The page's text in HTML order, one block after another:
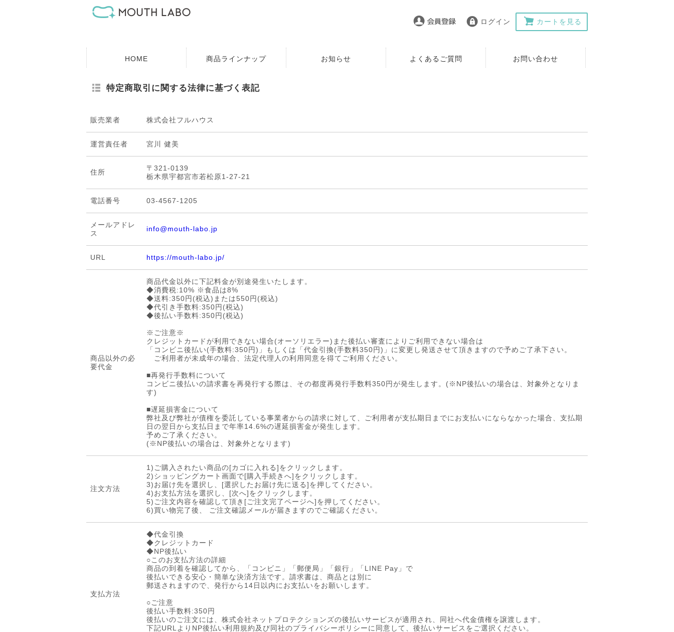
ログイン カートを見る
HOME 商品ラインナップ お知らせ よくあるご質問 お問い合わせ
特定商取引に関する法律に基づく表記
販売業者 株式会社フルハウス
運営責任者 宮川 健美
住所
〒321-0139
栃木県宇都宮市若松原1-27-21
電話番号 03-4567-1205
メールアドレ
ス
info@mouth-labo.jp
URL https://mouth-labo.jp/
商品以外の必
要代金
商品代金以外に下記料金が別途発生いたします。
◆消費税:10% ※食品は8%
◆送料:350円(税込)または550円(税込)
◆代引き手数料:350円(税込)
◆後払い手数料:350円(税込)
※ご注意※
クレジットカードが利用できない場合(オーソリエラー)また後払い審査によりご利用できない場合は
「コンビニ後払い(手数料:350円)」もしくは「代金引換(手数料350円)」に変更し発送させて頂きますので予めご了承下さい。
ご利用者が未成年の場合、法定代理人の利用同意を得てご利用ください。
■再発行手数料について
コンビニ後払いの請求書を再発行する際は、その都度再発行手数料350円が発生します。(※NP後払いの場合は、対象外となりま
す)
■遅延損害金について
弊社及び弊社が債権を委託している事業者からの請求に対して、ご利用者が支払期日までにお支払いにならなかった場合、支払期
日の翌日から支払日まで年率14.6%の遅延損害金が発生します。
予めご了承ください。
(※NP後払いの場合は、対象外となります)
注文方法
1)ご購入されたい商品の[カゴに入れる]をクリックします。
2)ショッピングカート画面で[購入手続きへ]をクリックします。
3)お届け先を選択し、[選択したお届け先に送る]を押してください。
4)お支払方法を選択し、[次へ]をクリックします。
5)ご注文内容を確認して頂き[ご注文完了ページへ]を押してください。
6)買い物完了後、 ご注文確認メールが届きますのでご確認ください。
支払方法
◆代金引換
◆クレジットカード
◆NP後払い
○このお支払方法の詳細
商品の到着を確認してから、「コンビニ」「郵便局」「銀行」「LINE Pay」で
後払いできる安心・簡単な決済方法です。請求書は、商品とは別に
郵送されますので、発行から14日以内にお支払いをお願いします。
○ご注意
後払い手数料:350円
後払いのご注文には、株式会社ネットプロテクションズの後払いサービスが適用され、同社へ代金債権を譲渡します。
下記URLよりNP後払い利用規約及び同社のプライバシーポリシーに同意して、後払いサービスをご選択ください。